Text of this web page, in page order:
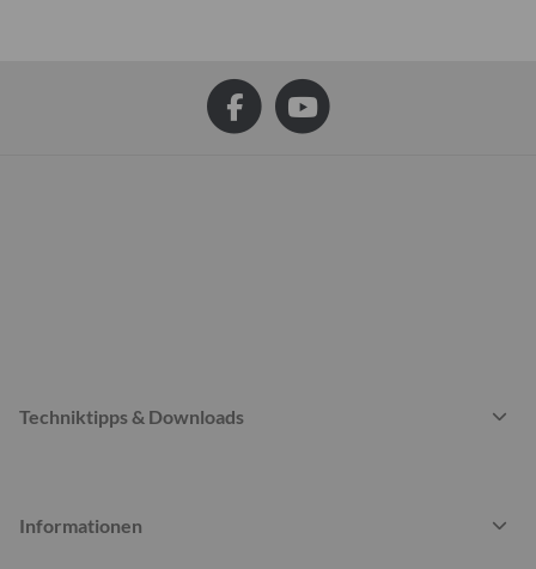
Techniktipps & Downloads
Informationen